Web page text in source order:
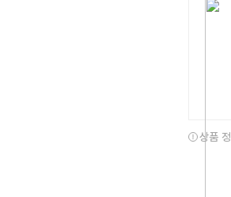
상품